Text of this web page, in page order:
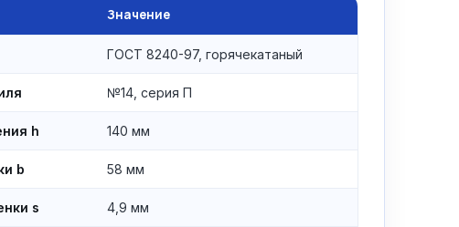
Значение
ГОСТ 8240-97, горячекатаный
№14, серия П
h 140 мм
b 58 мм
s 4,9 мм